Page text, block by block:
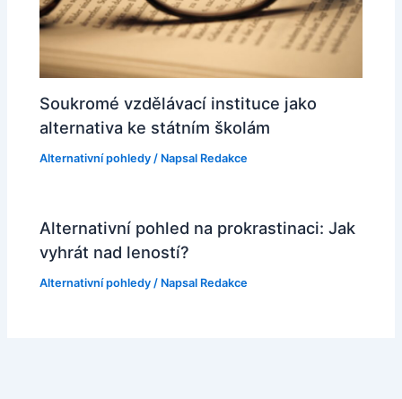
Soukromé vzdělávací instituce jako
alternativa ke státním školám
Alternativní pohledy / Napsal Redakce
Alternativní pohled na prokrastinaci: Jak
vyhrát nad leností?
Alternativní pohledy / Napsal Redakce